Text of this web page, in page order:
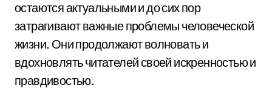
остаются актуальными и до сих пор
затрагивают важные проблемы человеческой
жизни. Они продолжают волновать и
вдохновлять читателей своей искренностью и
правдивостью.